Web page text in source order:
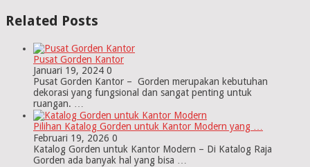
Related Posts
Pusat Gorden Kantor
Januari 19, 2024 0
Pusat Gorden Kantor – Gorden merupakan kebutuhan
dekorasi yang fungsional dan sangat penting untuk
ruangan. …
Pilihan Katalog Gorden untuk Kantor Modern yang …
Februari 19, 2026 0
Katalog Gorden untuk Kantor Modern – Di Katalog Raja
Gorden ada banyak hal yang bisa …